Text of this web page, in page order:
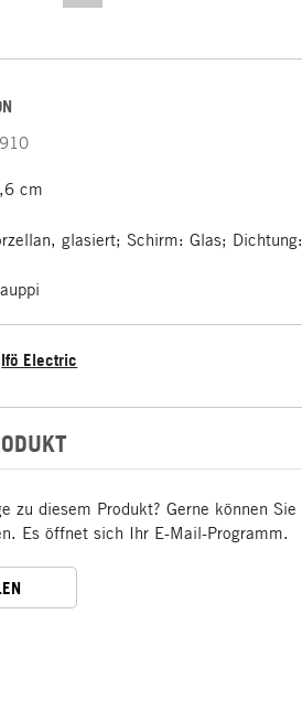
cm
glasiert; Schirm: Glas; Dichtung:
Ifö Electric
zu diesem Produkt? Gerne können Sie
Es öffnet sich Ihr E-Mail-Programm.